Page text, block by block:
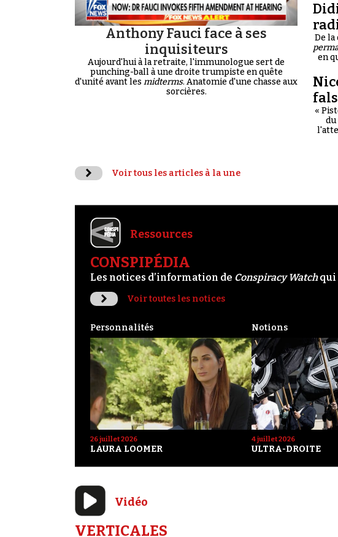
Anthony Fauci face à ses
inquisiteurs
Aujourd'hui à la retraite, l'immunologue sert de
punching-ball à une droite trumpiste en quête
d'unité avant les midterms. Anatomie d'une chasse aux
sorcières.
De la
en
«
du
Voir tous les articles à la une
Ressources
CONSPIPÉDIA
Les notices d’information de Conspiracy Watchqui
Voir toutes les notices
Personnalités
26 juillet 2026
LAURA LOOMER
Notions
4 juillet 2026
ULTRA-DROITE
Vidéo
VERTICALES